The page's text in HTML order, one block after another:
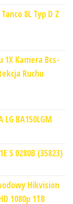
8L Typ D Z
Kamera Bcs-
Ruchu
BA150LGM
S 0280B (35823)
Hikvision
1080p 1TB